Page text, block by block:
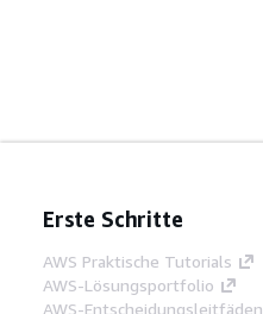
Erste Schritte
AWS Praktische Tutorials
AWS-Lösungsportfolio
AWS-Entscheidungsleitfäden